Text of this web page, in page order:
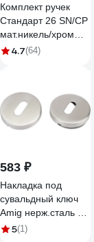
Комплект ручек
Стандарт 26 SN/CP
мат.никель/хром
квадрат 140мм
4.7(64)
583 ₽
Накладка под
сувальдный ключ
Amig нерж.сталь 2-
535(1)